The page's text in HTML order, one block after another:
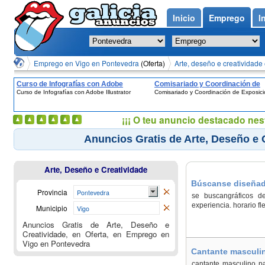
Emprego en Vigo en Pontevedra (Oferta) Arte, deseño e
Curso de Infografías con Adobe
Illustrator
Curso de Infografías con Adobe Illustrator
Comisariado y Coordinación de
Exposiciones
Comisariado y Coordinación de
Anuncios Gratis de Arte, Deseño e
Búscanse
se buscangráficos
experiencia. horario
Cantante
Arte, Deseño e Creatividade
Provincia Pontevedra
Municipio Vigo
Anuncios Gratis de Arte, Deseño e
Creatividade, en Oferta, en Emprego en
Vigo en Pontevedra
Inicio Emprego
¡¡¡ O teu anuncio destacado